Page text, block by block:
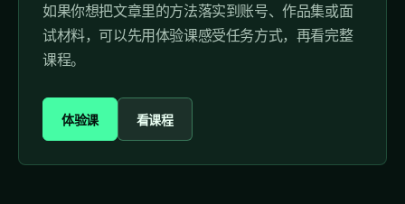
如果你想把文章里的方法落实到账号、作品集或面
试材料，可以先用体验课感受任务方式，再看完整
课程。
体验课 看课程